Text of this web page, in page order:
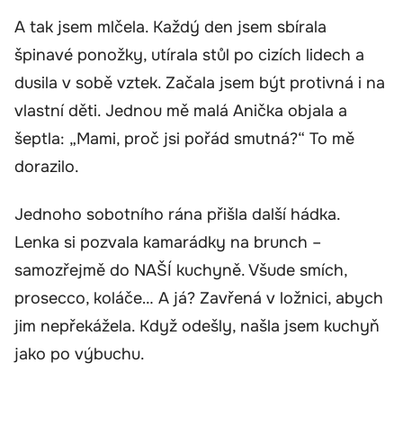
A tak jsem mlčela. Každý den jsem sbírala
špinavé ponožky, utírala stůl po cizích lidech a
dusila v sobě vztek. Začala jsem být protivná i na
vlastní děti. Jednou mě malá Anička objala a
šeptla: „Mami, proč jsi pořád smutná?“ To mě
dorazilo.
Jednoho sobotního rána přišla další hádka.
Lenka si pozvala kamarádky na brunch –
samozřejmě do NAŠÍ kuchyně. Všude smích,
prosecco, koláče… A já? Zavřená v ložnici, abych
jim nepřekážela. Když odešly, našla jsem kuchyň
jako po výbuchu.